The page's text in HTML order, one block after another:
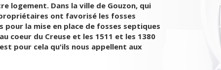
logement. Dans la ville de Gouzon, qui
ont favorisé les fosses
la mise en place de fosses septiques
coeur du Creuse et les 1511 et les 1380
pour cela qu'ils nous appellent aux